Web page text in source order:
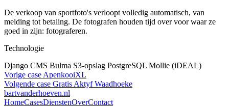
De verkoop van sportfoto's verloopt volledig automatisch, van
melding tot betaling. De fotografen houden tijd over voor waar ze
goed in zijn: fotograferen.
Technologie
Django CMS Bulma S3-opslag PostgreSQL Mollie (iDEAL)
Vorige case ApenkooiXL
Volgende case Gratis Aktyf Waadhoeke
bartvanderhoeven.nl
HomeCasesDienstenOverContact